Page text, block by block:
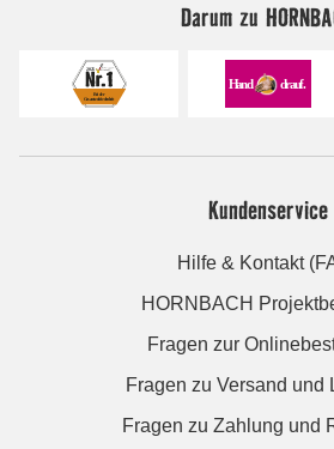
Darum zu
Kundenservice
Hilfe & Kontakt
HORNBACH
Fragen zur
Fragen zu Versand und
Fragen zu Zahlung und